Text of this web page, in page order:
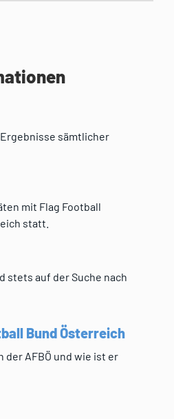
sämtlicher
mit Flag Football
statt.
stets auf der Suche nach
Bund Österreich
der AFBÖ und wie ist er